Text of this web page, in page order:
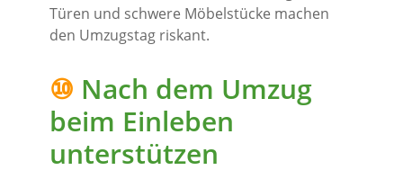
Türen und schwere Möbelstücke machen
den Umzugstag riskant.
⑩ Nach dem Umzug
beim Einleben
unterstützen